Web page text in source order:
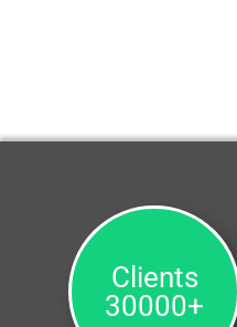
Clients
30000+